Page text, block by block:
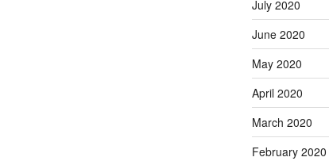
July 2020
June 2020
May 2020
April 2020
March 2020
February 2020